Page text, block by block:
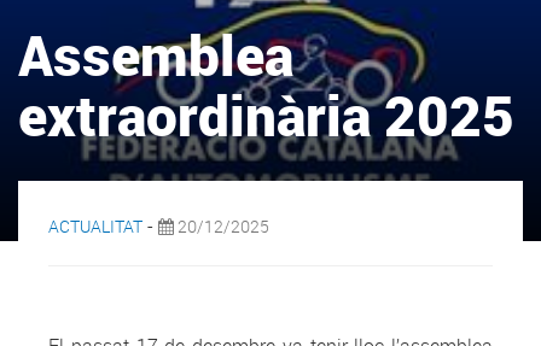
Assemblea
extraordinària 2025
ACTUALITAT - 20/12/2025